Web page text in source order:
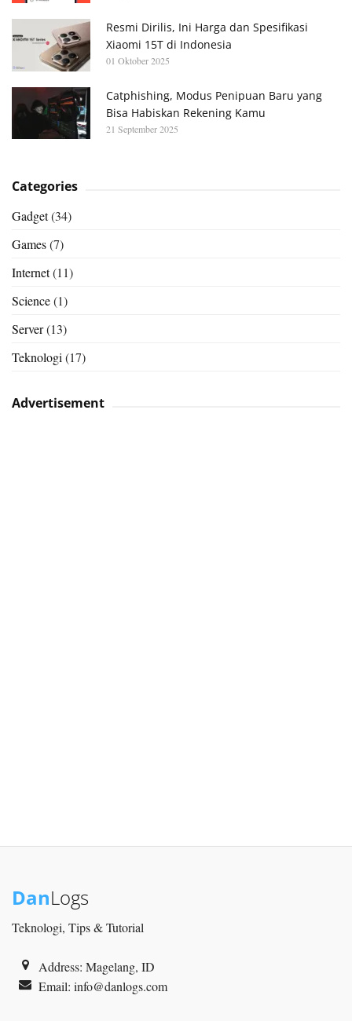
Resmi Dirilis, Ini Harga dan Spesifikasi
Xiaomi 15T di Indonesia
01 Oktober 2025
Catphishing, Modus Penipuan Baru yang
Bisa Habiskan Rekening Kamu
21 September 2025
Categories
Gadget(34)
Games(7)
Internet(11)
Science(1)
Server(13)
Teknologi (17)
Advertisement
DanLogs
Teknologi, Tips & Tutorial
Address: Magelang, ID
Email:info@danlogs.com